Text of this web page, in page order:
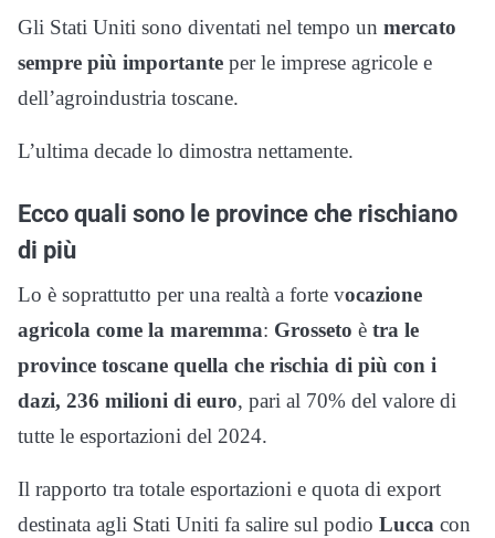
Gli Stati Uniti sono diventati nel tempo un mercato
sempre più importante per le imprese agricole e
dell’agroindustria toscane.
L’ultima decade lo dimostra nettamente.
Ecco quali sono le province che rischiano
di più
Lo è soprattutto per una realtà a forte vocazione
agricola come la maremma: Grosseto è tra le
province toscane quella che rischia di più con i
dazi, 236 milioni di euro, pari al 70% del valore di
tutte le esportazioni del 2024.
Il rapporto tra totale esportazioni e quota di export
destinata agli Stati Uniti fa salire sul podio Lucca con